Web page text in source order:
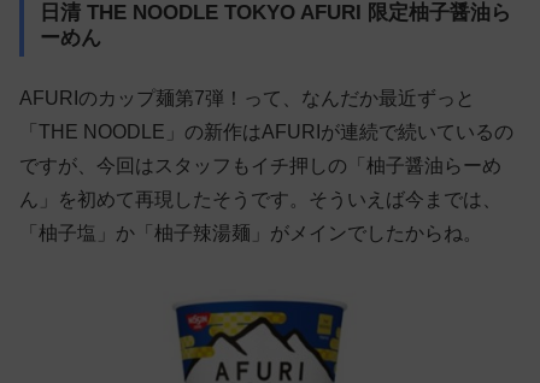
日清 THE NOODLE TOKYO AFURI 限定柚子醤油ら
ーめん
AFURIのカップ麺第7弾！って、なんだか最近ずっと
「THE NOODLE」の新作はAFURIが連続で続いているの
ですが、今回はスタッフもイチ押しの「柚子醤油らーめ
ん」を初めて再現したそうです。そういえば今までは、
「柚子塩」か「柚子辣湯麺」がメインでしたからね。